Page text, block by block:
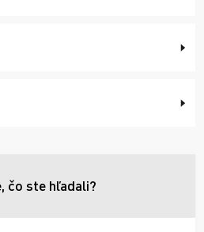
čo ste hľadali?